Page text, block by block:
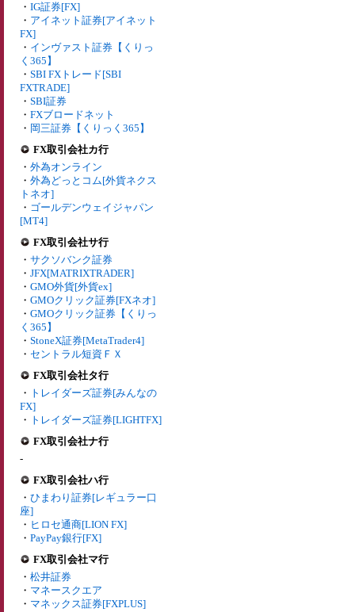
・ IG証券[FX]
・ アイネット証券[アイネット
FX]
・ インヴァスト証券【くりっ
く365】
・ SBI FXトレード[SBI
FXTRADE]
・ SBI証券
・ FXブロードネット
・ 岡三証券【くりっく365】
FX取引会社カ行
・ 外為オンライン
・ 外為どっとコム[外貨ネクス
トネオ]
・ ゴールデンウェイジャパン
[MT4]
FX取引会社サ行
・ サクソバンク証券
・ JFX[MATRIXTRADER]
・ GMO外貨[外貨ex]
・ GMOクリック証券[FXネオ]
・ GMOクリック証券【くりっ
く365】
・ StoneX証券[MetaTrader4]
・ セントラル短資ＦＸ
FX取引会社タ行
・ トレイダーズ証券[みんなの
FX]
・ トレイダーズ証券[LIGHTFX]
FX取引会社ナ行
-
FX取引会社ハ行
・ ひまわり証券[レギュラー口
座]
・ ヒロセ通商[LION FX]
・ PayPay銀行[FX]
FX取引会社マ行
・ 松井証券
・ マネースクエア
・ マネックス証券[FXPLUS]